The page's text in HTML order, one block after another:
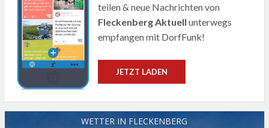
teilen & neue Nachrichten von
Fleckenberg Aktuell unterwegs
empfangen mit DorfFunk!
JETZT LADEN
WETTER IN FLECKENBERG